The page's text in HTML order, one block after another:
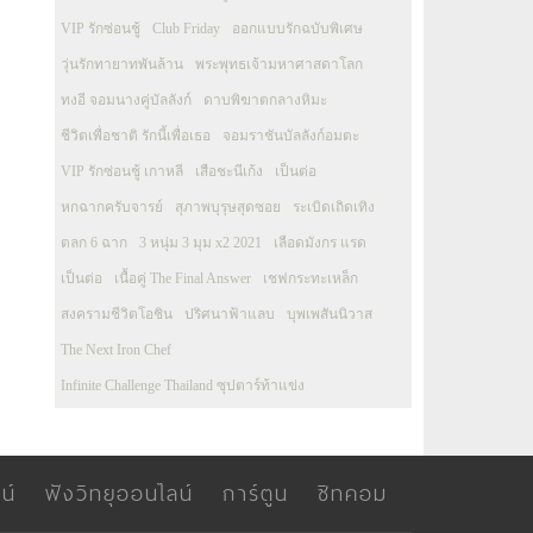
VIP รักซ่อนชู้ Club Friday ออกแบบรักฉบับพิเศษ
วุ่นรักทายาทพันล้าน พระพุทธเจ้ามหาศาสดาโลก
ทงอี จอมนางคู่บัลลังก์ ดาบพิฆาตกลางหิมะ
ชีวิตเพื่อชาติ รักนี้เพื่อเธอ จอมราชันบัลลังก์อมตะ
VIP รักซ่อนชู้ เกาหลี เสือชะนีเก้ง เป็นต่อ
หกฉากครับจารย์ สุภาพบุรุษสุดซอย ระเบิดเถิดเทิง
ตลก 6 ฉาก 3 หนุ่ม 3 มุม x2 2021 เลือดมังกร แรด
เป็นต่อ เนื้อคู่ The Final Answer เชฟกระทะเหล็ก
สงครามชีวิตโอชิน ปริศนาฟ้าแลบ บุพเพสันนิวาส
The Next Iron Chef
Infinite Challenge Thailand ซุปตาร์ท้าแข่ง
ฟังวิทยุออนไลน์ การ์ตูน ซิทคอม